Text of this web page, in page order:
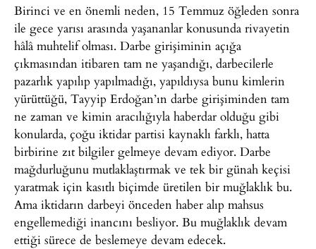
Birinci ve en önemli neden, 15 Temmuz öğleden sonra
ile gece yarısı arasında yaşananlar konusunda rivayetin
hâlâ muhtelif olması. Darbe girişiminin açığa
çıkmasından itibaren tam ne yaşandığı, darbecilerle
pazarlık yapılıp yapılmadığı, yapıldıysa bunu kimlerin
yürüttüğü, Tayyip Erdoğan’ın darbe girişiminden tam
ne zaman ve kimin aracılığıyla haberdar olduğu gibi
konularda, çoğu iktidar partisi kaynaklı farklı, hatta
birbirine zıt bilgiler gelmeye devam ediyor. Darbe
mağdurluğunu mutlaklaştırmak ve tek bir günah keçisi
yaratmak için kasıtlı biçimde üretilen bir muğlaklık bu.
Ama iktidarın darbeyi önceden haber alıp mahsus
engellemediği inancını besliyor. Bu muğlaklık devam
ettiği sürece de beslemeye devam edecek.